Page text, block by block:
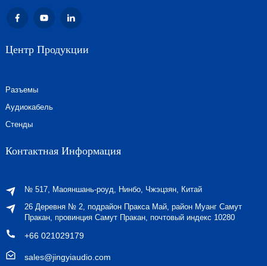
Центр Продукции
Разъемы
Аудиокабель
Стенды
Контактная Информация
№ 517, Маояншань-роуд, Нинбо, Чжэцзян, Китай
26 Деревня № 2, подрайон Пракса Май, район Муанг Самут
Пракан, провинция Самут Пракан, почтовый индекс 10280
+66 021029179
sales@jingyiaudio.com